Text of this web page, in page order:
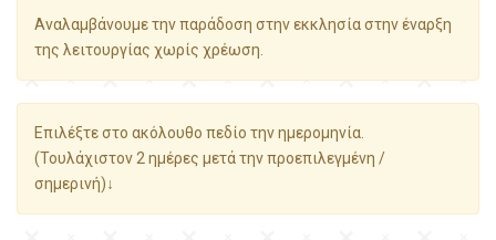
Αναλαμβάνουμε την παράδοση στην εκκλησία στην έναρξη
της λειτουργίας χωρίς χρέωση.
Επιλέξτε στο ακόλουθο πεδίο την ημερομηνία.
(Τουλάχιστον 2 ημέρες μετά την προεπιλεγμένη /
σημερινή)↓